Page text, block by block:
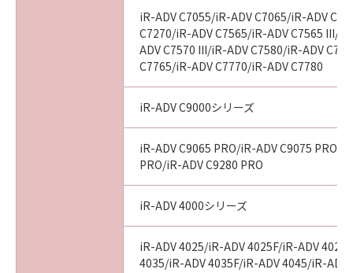
iR-ADV C7055/iR-ADV C7065/iR-ADV
C7270/iR-ADV C7565/iR-ADV C7565 III/
ADV C7570 III/iR-ADV C7580/iR-ADV
C7765/iR-ADV C7770/iR-ADV C7780
iR-ADV C9000シリーズ
iR-ADV C9065 PRO/iR-ADV C9075 PRO/
PRO/iR-ADV C9280 PRO
iR-ADV 4000シリーズ
iR-ADV 4025/iR-ADV 4025F/iR-ADV
4035/iR-ADV 4035F/iR-ADV 4045/iR-ADV